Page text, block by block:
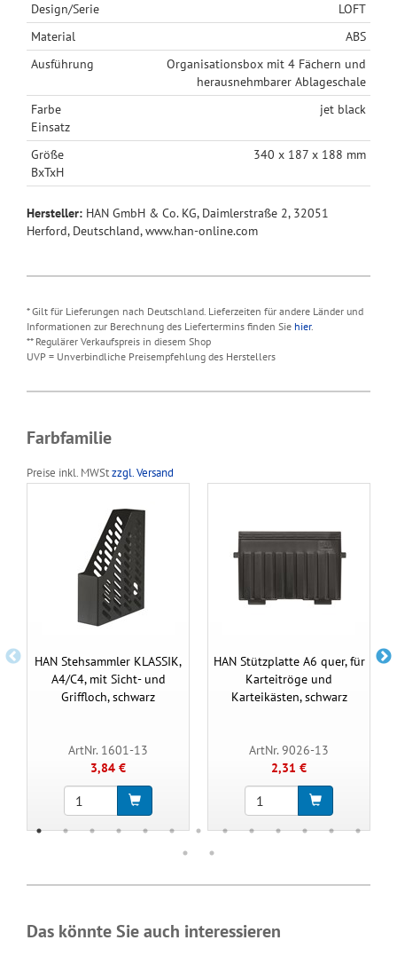
Design/Serie
LOFT
Material
ABS
Ausführung
Organisationsbox mit 4 Fächern und
herausnehmbarer Ablageschale
Farbe
Einsatz
jet black
Größe
BxTxH
340 x 187 x 188 mm
Hersteller: HAN GmbH & Co. KG, Daimlerstraße 2, 32051
Herford, Deutschland, www.han-online.com
* Gilt für Lieferungen nach Deutschland. Lieferzeiten für andere Länder und
Informationen zur Berechnung des Liefertermins finden Sie hier.
** Regulärer Verkaufspreis in diesem Shop
UVP = Unverbindliche Preisempfehlung des Herstellers
Farbfamilie
Preise inkl. MWStzzgl. Versand
HAN Stehsammler KLASSIK,
A4/C4, mit Sicht- und
Griffloch, schwarz
ArtNr. 1601-13
3,84 €
HAN Stützplatte A6 quer, für
Karteitröge und
Karteikästen, schwarz
ArtNr. 9026-13
2,31 €
Das könnte Sie auch interessieren